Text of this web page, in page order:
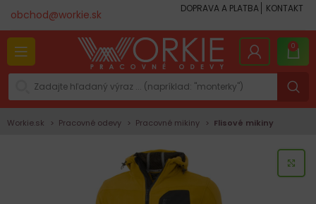
obchod@workie.sk DOPRAVA A PLATBA KONTAKT
0
Workie.sk Pracovné odevy Pracovné mikiny Flisové mikiny